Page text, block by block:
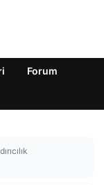
Forum